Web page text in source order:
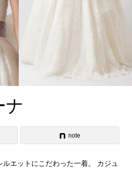
ナ
note
エットにこだわった一着。 カジュ